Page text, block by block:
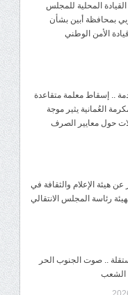
المحلية للمجلس
بمحافظة أبين بشأن
الأمن الوطني
خدمة .. إسقاط معلمة متقاعدة
العُمانية يثير موجة
حول معايير الصرف
عن هيئة الإعلام والثقافة في
لهيئة رئاسة المجلس الانتقالي
.. صوت الجنوب الحر
الشعب